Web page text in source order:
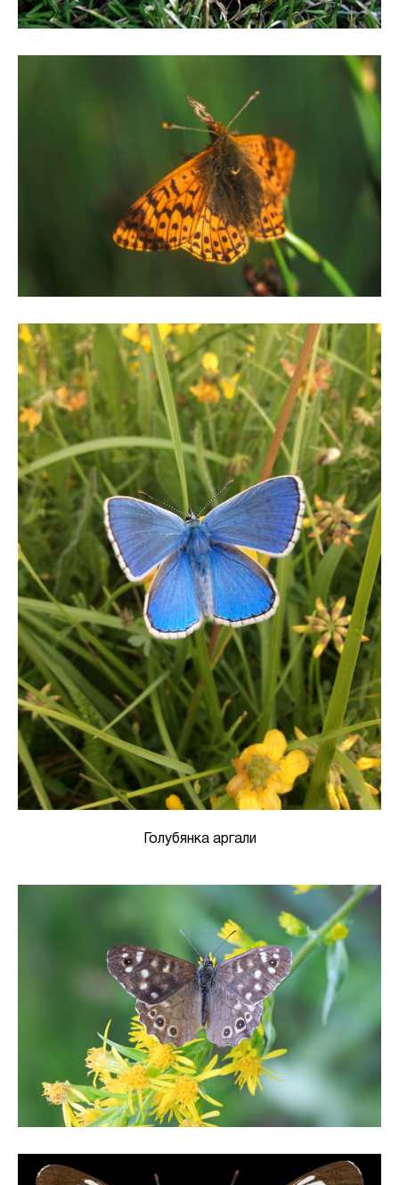
Голубянка аргали